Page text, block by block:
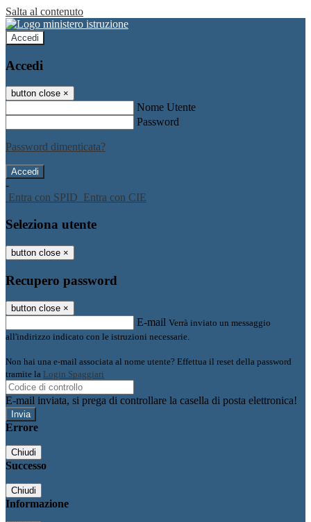
Salta al contenuto
Accedi
Accedi
button close ×
Nome Utente
Password
Password dimenticata?
-
Entra con SPID Entra con CIE
Seleziona utente
button close ×
Recupero password
button close ×
E-mail Verrà inviato un messaggio
all'indirizzo indicato con le istruzioni necessarie.
Non hai una e-mail associata al nome utente? Effettua il reset della password
tramite la Login Spaggiari
E-mail inviata, si prega di controllare la casella di posta elettronica!
Errore
Chiudi
Successo
Chiudi
Informazione